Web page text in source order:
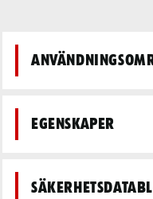
Egenskaper